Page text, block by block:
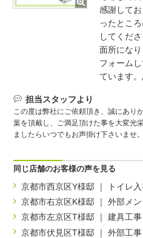
感謝して
ったとこ
してくだ
面所にな
フォーム
ています
担当スタッフより
この度は弊社にご依頼頂き、誠にあり
葉を頂戴し、ご満足頂けた事を大変光
ましたらいつでもお声掛け下さいませ。
同じ店舗のお客様の声を見る
京都市西京区Y様邸 ｜ トイレ
京都市右京区K様邸 ｜ 外部メ
京都市左京区T様邸 ｜ 建具工事
京都市伏見区T様邸 ｜ 外部工事